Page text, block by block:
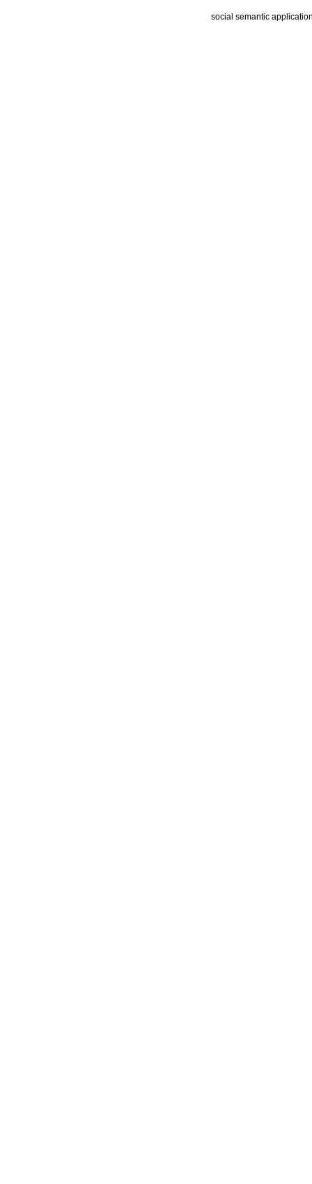
social semantic